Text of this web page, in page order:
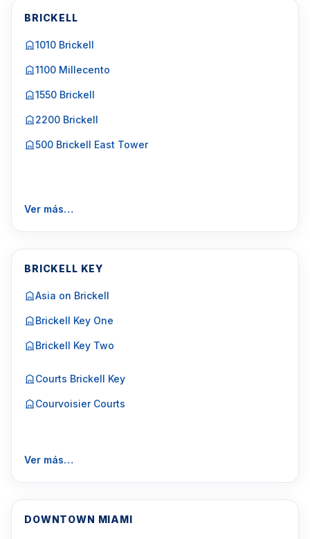
BRICKELL
1010 Brickell
1100 Millecento
1550 Brickell
2200 Brickell
500 Brickell East Tower
Ver más…
BRICKELL KEY
Asia on Brickell
Brickell Key One
Brickell Key Two
Courts Brickell Key
Courvoisier Courts
Ver más…
DOWNTOWN MIAMI